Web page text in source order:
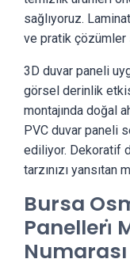
sağlıyoruz.
ve pratik çözümler
3D duvar paneli
görsel derinlik
montajında doğal
PVC duvar paneli
ediliyor. Dekoratif
tarzınızı yansıtan
Bursa
Panelleri̇
Numarası